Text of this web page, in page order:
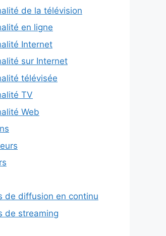
de la télévision
en ligne
Internet
sur Internet
télévisée
TV
Web
de diffusion en continu
de streaming